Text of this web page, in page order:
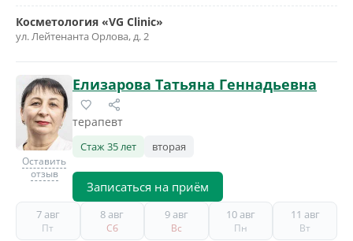
Косметология «VG Clinic»
ул. Лейтенанта Орлова, д. 2
Оставить
отзыв
Елизарова Татьяна Геннадьевна
терапевт
Стаж 35 лет вторая
Записаться на приём
7 авг
Пт
8 авг
Сб
9 авг
Вс
10 авг
Пн
11 авг
Вт